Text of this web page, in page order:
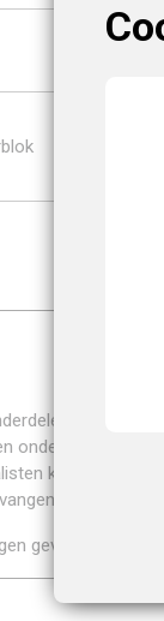
kan een
onderdelen als
kunnen bij
van de
geven wij u een